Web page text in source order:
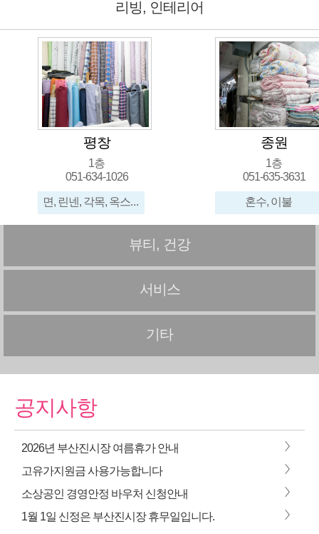
리빙, 인테리어
평창
1층
051-634-1026
면, 린넨, 각목, 옥스포드, 아사, 캠퍼스, 옷원단, 이불원단
종원
1층
051-635-3631
혼수, 이불
뷰티, 건강
서비스
기타
공지사항
2026년 부산진시장 여름휴가 안내 >
고유가지원금 사용가능합니다 >
소상공인 경영안정 바우처 신청안내 >
1월 1일 신정은 부산진시장 휴무일입니다. >